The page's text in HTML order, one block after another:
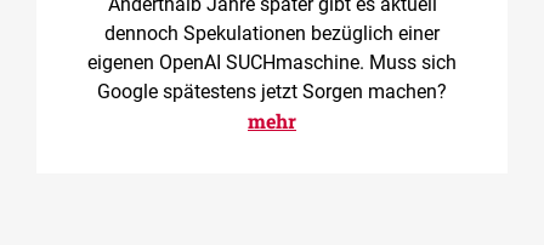
dennoch Spekulationen bezüglich einer
eigenen OpenAI SUCHmaschine. Muss sich
Google spätestens jetzt Sorgen machen?
mehr